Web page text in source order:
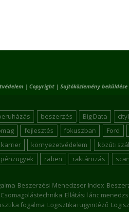
| Copyright | Sajtóközlemény beküldése
beszerzés Big Data
fejlesztés fokuszban Ford
karrier környezetvédelem közúti
pénzügyek raben raktározás
Beszerzési Menedzser Index
Csomagolástechnika Ellátási lánc
fogalma Logisztikai ügyintéző